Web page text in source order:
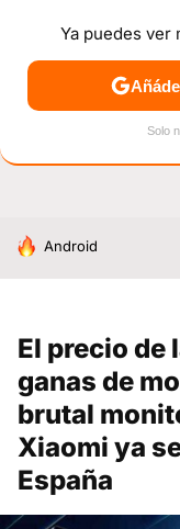
NOTICIAS
HOY SE HABLA DE
Android
El precio de
ganas de
brutal
Xiaomi ya
España
Ya puedes ver
Solo